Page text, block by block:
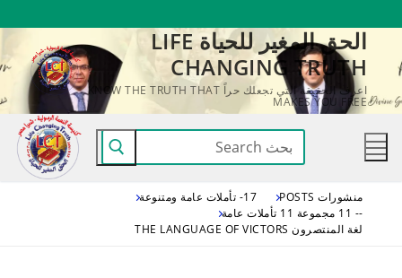
المحتوى
الحق المغير للحياة LIFE
CHANGING TRUTH
اعرف الحقيقة التي تجعلك حراً KNOW THE TRUTH THAT
MAKES YOU FREE
البحث
عن:
منشورات POSTS
17- تأملات عامة ومتنوعة
-- 11 مجموعة 11 تأملات عامة
لغة المنتصرون THE LANGUAGE OF VICTORS